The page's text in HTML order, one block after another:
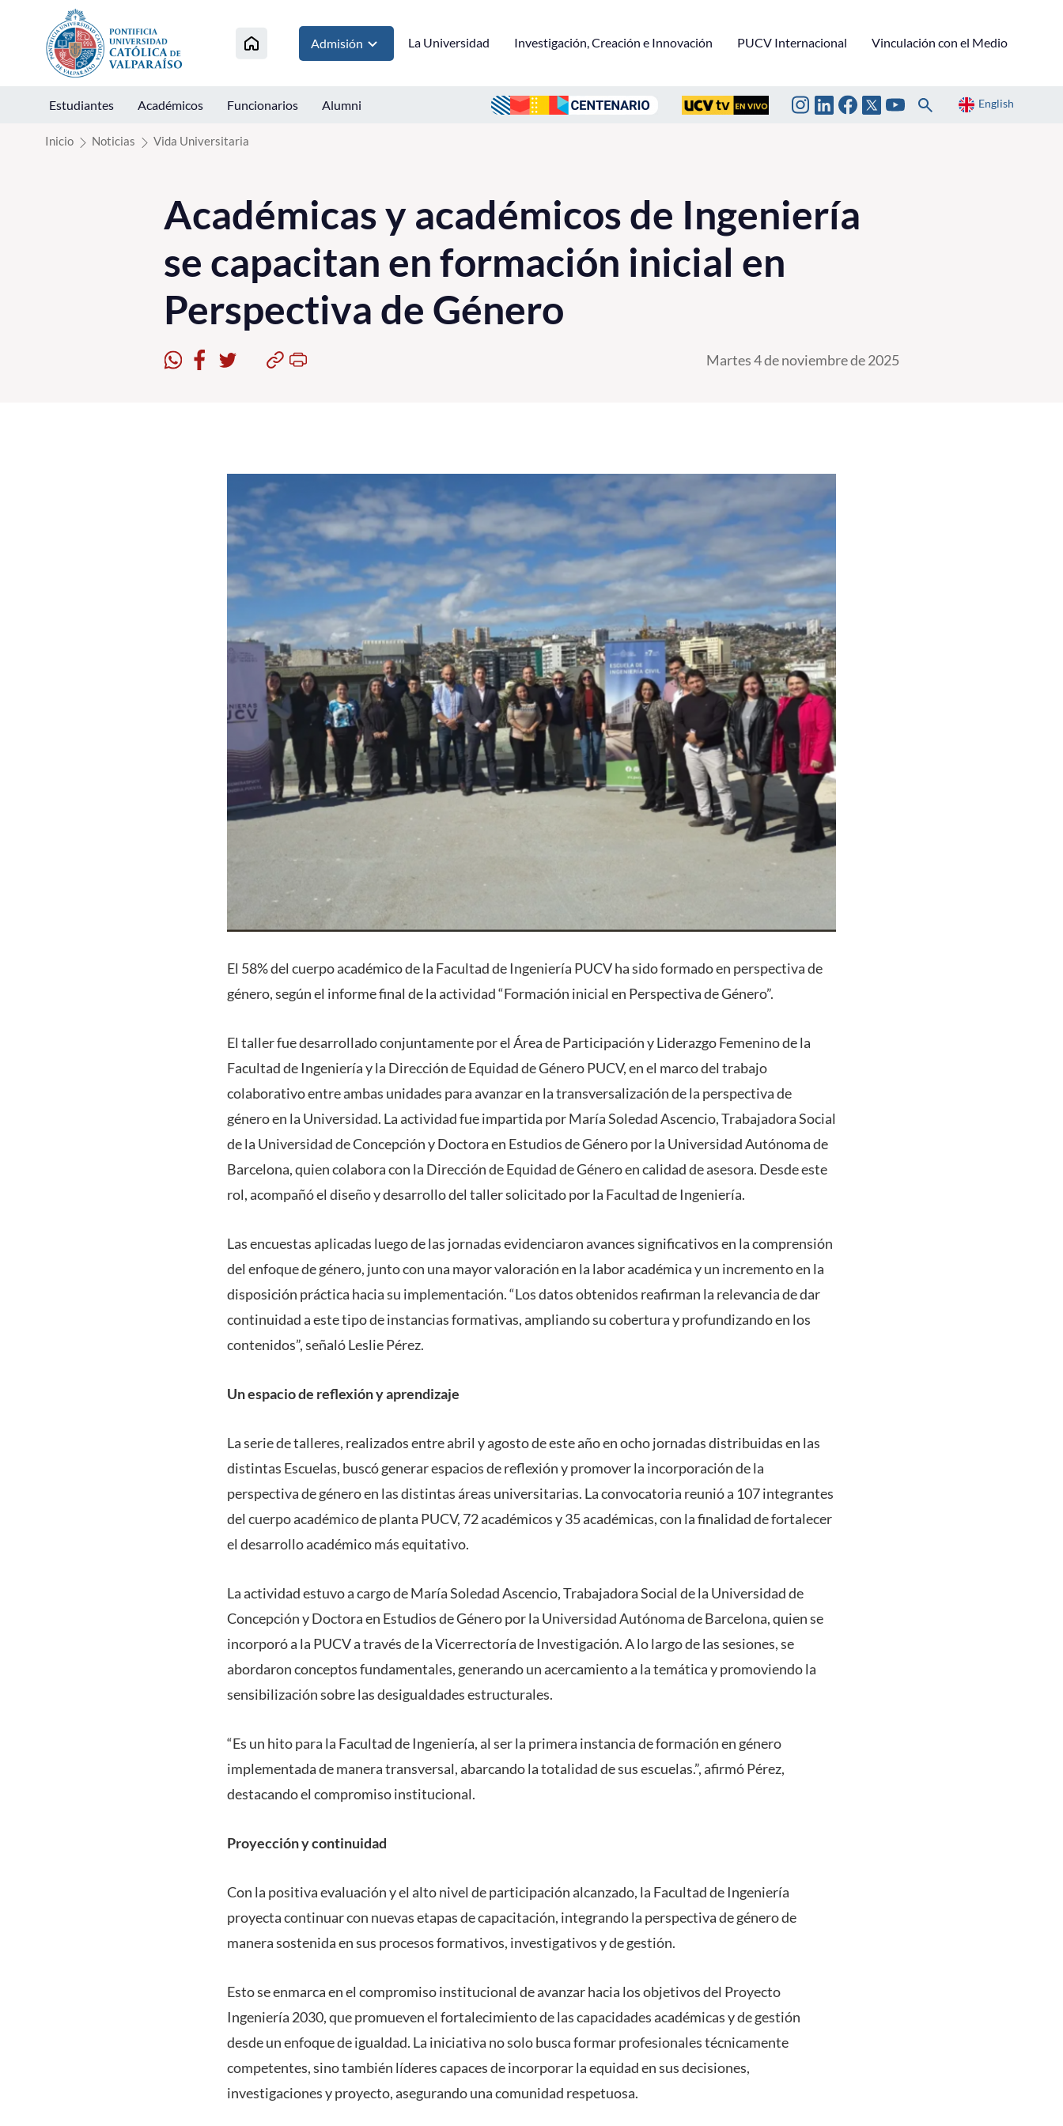
Click acá para ir directamente al contenido
Admisión La Universidad Investigación, Creación e Innovación PUCV Internacional Vinculación con el Medio
Estudiantes Académicos Funcionarios Alumni English
Inicio Noticias Vida Universitaria
Académicas y académicos de Ingeniería
se capacitan en formación inicial en
Perspectiva de Género
Martes 4 de noviembre de 2025
El 58% del cuerpo académico de la Facultad de Ingeniería PUCV ha sido formado en perspectiva de
género, según el informe final de la actividad “Formación inicial en Perspectiva de Género”.
El taller fue desarrollado conjuntamente por el Área de Participación y Liderazgo Femenino de la
Facultad de Ingeniería y la Dirección de Equidad de Género PUCV, en el marco del trabajo
colaborativo entre ambas unidades para avanzar en la transversalización de la perspectiva de
género en la Universidad. La actividad fue impartida por María Soledad Ascencio, Trabajadora Social
de la Universidad de Concepción y Doctora en Estudios de Género por la Universidad Autónoma de
Barcelona, quien colabora con la Dirección de Equidad de Género en calidad de asesora. Desde este
rol, acompañó el diseño y desarrollo del taller solicitado por la Facultad de Ingeniería.
Las encuestas aplicadas luego de las jornadas evidenciaron avances significativos en la comprensión
del enfoque de género, junto con una mayor valoración en la labor académica y un incremento en la
disposición práctica hacia su implementación. “Los datos obtenidos reafirman la relevancia de dar
continuidad a este tipo de instancias formativas, ampliando su cobertura y profundizando en los
contenidos”, señaló Leslie Pérez.
Un espacio de reflexión y aprendizaje
La serie de talleres, realizados entre abril y agosto de este año en ocho jornadas distribuidas en las
distintas Escuelas, buscó generar espacios de reflexión y promover la incorporación de la
perspectiva de género en las distintas áreas universitarias. La convocatoria reunió a 107 integrantes
del cuerpo académico de planta PUCV, 72 académicos y 35 académicas, con la finalidad de fortalecer
el desarrollo académico más equitativo.
La actividad estuvo a cargo de María Soledad Ascencio, Trabajadora Social de la Universidad de
Concepción y Doctora en Estudios de Género por la Universidad Autónoma de Barcelona, quien se
incorporó a la PUCV a través de la Vicerrectoría de Investigación. A lo largo de las sesiones, se
abordaron conceptos fundamentales, generando un acercamiento a la temática y promoviendo la
sensibilización sobre las desigualdades estructurales.
“Es un hito para la Facultad de Ingeniería, al ser la primera instancia de formación en género
implementada de manera transversal, abarcando la totalidad de sus escuelas.”, afirmó Pérez,
destacando el compromiso institucional.
Proyección y continuidad
Con la positiva evaluación y el alto nivel de participación alcanzado, la Facultad de Ingeniería
proyecta continuar con nuevas etapas de capacitación, integrando la perspectiva de género de
manera sostenida en sus procesos formativos, investigativos y de gestión.
Esto se enmarca en el compromiso institucional de avanzar hacia los objetivos del Proyecto
Ingeniería 2030, que promueven el fortalecimiento de las capacidades académicas y de gestión
desde un enfoque de igualdad. La iniciativa no solo busca formar profesionales técnicamente
competentes, sino también líderes capaces de incorporar la equidad en sus decisiones,
investigaciones y proyecto, asegurando una comunidad respetuosa.